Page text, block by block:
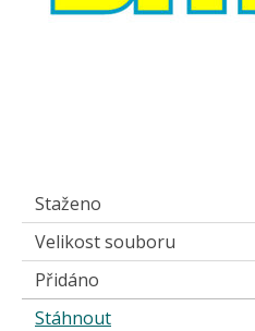
Staženo
Velikost souboru
Přidáno
Stáhnout